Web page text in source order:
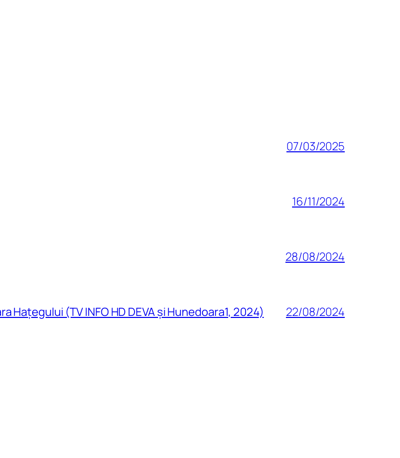
07/03/2025
16/11/2024
28/08/2024
(TV INFO HD DEVA și Hunedoara1, 2024) 22/08/2024